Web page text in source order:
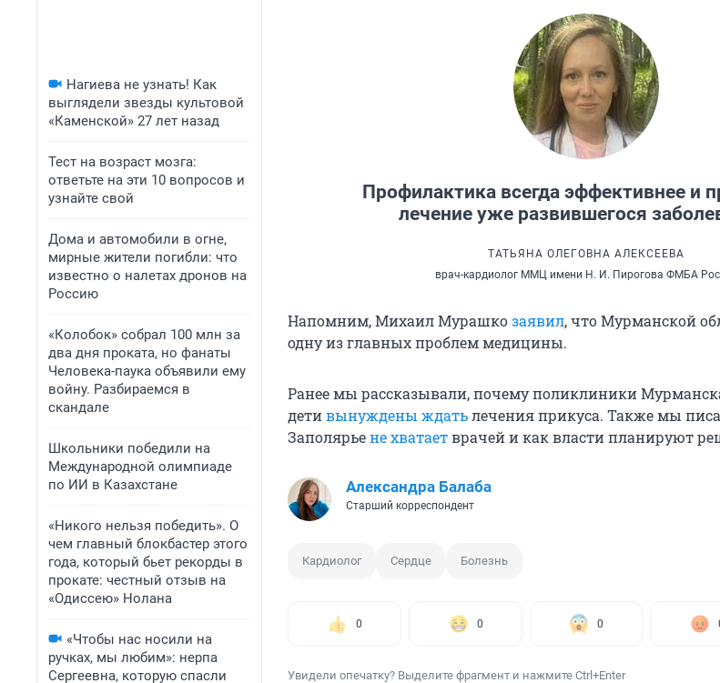
Нагиева не узнать! Как
выглядели звезды культовой
«Каменской» 27 лет назад
Тест на возраст мозга:
ответьте на эти 10 вопросов и
узнайте свой
Дома и автомобили в огне,
мирные жители погибли: что
известно о налетах дронов на
Россию
«Колобок» собрал 100 млн за
два дня проката, но фанаты
Человека-паука объявили ему
войну. Разбираемся в
скандале
Школьники победили на
Международной олимпиаде
по ИИ в Казахстане
«Никого нельзя победить». О
чем главный блокбастер этого
года, который бьет рекорды в
прокате: честный отзыв на
«Одиссею» Нолана
«Чтобы нас носили на
ручках, мы любим»: нерпа
Сергеевна, которую спасли
Профилактика всегда эффективнее и
лечение уже развившегося
ТАТЬЯНА ОЛЕГОВНА АЛЕКСЕЕВА
врач-кардиолог ММЦ имени Н. И. Пирогова ФМБА
Напомним, Михаил Мурашкозаявил, что Мурманской
одну из главных проблем медицины.
Ранее мы рассказывали, почему поликлиники
детивынуждены ждатьлечения прикуса. Также мы
Заполярьене хватаетврачей и как власти планируют
Александра Балаба
Старший корреспондент
Кардиолог Сердце Болезнь
0 0 0
Увидели опечатку? Выделите фрагмент и нажмите Ctrl+Enter